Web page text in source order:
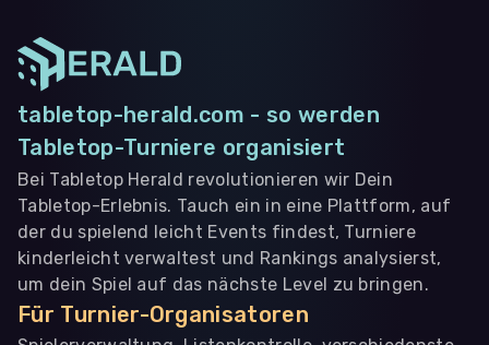
tabletop-herald.com - so werden
Tabletop-Turniere organisiert
Bei Tabletop Herald revolutionieren wir Dein
Tabletop-Erlebnis. Tauch ein in eine Plattform, auf
der du spielend leicht Events findest, Turniere
kinderleicht verwaltest und Rankings analysierst,
um dein Spiel auf das nächste Level zu bringen.
Für Turnier-Organisatoren